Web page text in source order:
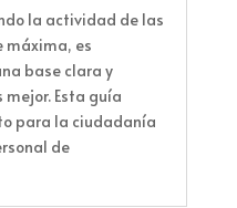
la actividad de las
máxima, es
base clara y
Esta guía
para la ciudadanía
de